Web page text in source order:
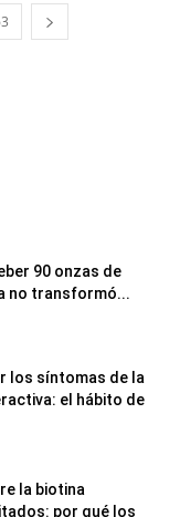
90 onzas de
no transformó...
los síntomas de la
el hábito de
la biotina
por qué los